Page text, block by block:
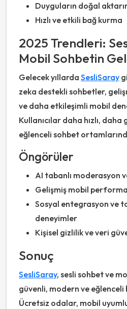
Duyguların doğal
Hızlı ve etkili bağ kurma
2025 Trendleri:
Mobil Sohbetin
Gelecek yıllarda SesliSaray
zeka destekli sohbetler,
ve daha etkileşimli mobil
Kullanıcılar daha hızlı,
eğlenceli sohbet
Öngörüler
AI tabanlı moderasyon
Gelişmiş mobil
Sosyal entegrasyon ve
deneyimler
Kişisel gizlilik ve veri
Sonuç
SesliSaray, sesli sohbet ve
güvenli, modern ve eğlenceli
Ücretsiz odalar, mobil